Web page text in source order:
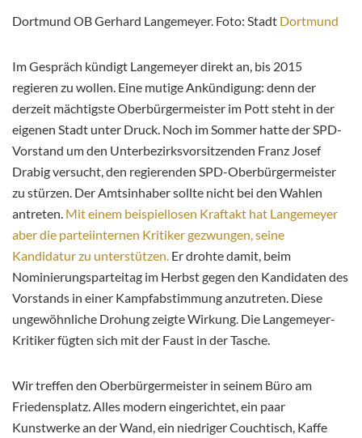
Dortmund OB Gerhard Langemeyer. Foto: Stadt Dortmund
Im Gespräch kündigt Langemeyer direkt an, bis 2015
regieren zu wollen. Eine mutige Ankündigung: denn der
derzeit mächtigste Oberbürgermeister im Pott steht in der
eigenen Stadt unter Druck. Noch im Sommer hatte der SPD-
Vorstand um den Unterbezirksvorsitzenden Franz Josef
Drabig versucht, den regierenden SPD-Oberbürgermeister
zu stürzen. Der Amtsinhaber sollte nicht bei den Wahlen
antreten. Mit einem beispiellosen Kraftakt hat Langemeyer
aber die parteiinternen Kritiker gezwungen, seine
Kandidatur zu unterstützen. Er drohte damit, beim
Nominierungsparteitag im Herbst gegen den Kandidaten des
Vorstands in einer Kampfabstimmung anzutreten. Diese
ungewöhnliche Drohung zeigte Wirkung. Die Langemeyer-
Kritiker fügten sich mit der Faust in der Tasche.
Wir treffen den Oberbürgermeister in seinem Büro am
Friedensplatz. Alles modern eingerichtet, ein paar
Kunstwerke an der Wand, ein niedriger Couchtisch, Kaffe